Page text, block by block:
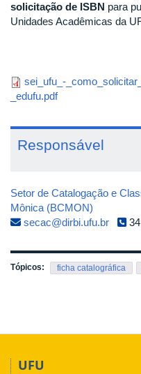
solicitação de ISBN para
Unidades
sei_ufu_-
_edufu.pdf
Responsável
Setor de Catalogação e
Mônica (BCMON)
secac@dirbi.ufu.br
34
Tópicos: ficha catalográfica
UFU